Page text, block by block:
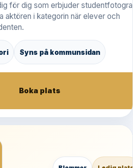
för dig som erbjuder
aktören i kategorin när elever och
Syns på kommunsidan
Boka plats